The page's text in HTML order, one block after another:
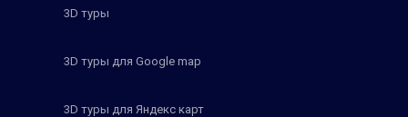
3D туры
3D туры для Google map
3D туры для Яндекс карт